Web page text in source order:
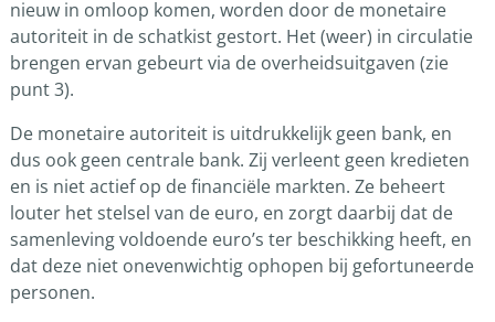
nieuw in omloop komen, worden door de monetaire
autoriteit in de schatkist gestort. Het (weer) in circulatie
brengen ervan gebeurt via de overheidsuitgaven (zie
punt 3).
De monetaire autoriteit is uitdrukkelijk geen bank, en
dus ook geen centrale bank. Zij verleent geen kredieten
en is niet actief op de financiële markten. Ze beheert
louter het stelsel van de euro, en zorgt daarbij dat de
samenleving voldoende euro’s ter beschikking heeft, en
dat deze niet onevenwichtig ophopen bij gefortuneerde
personen.